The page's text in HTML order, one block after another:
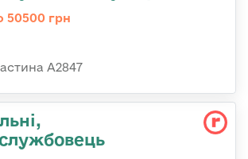
50500 грн
А2847